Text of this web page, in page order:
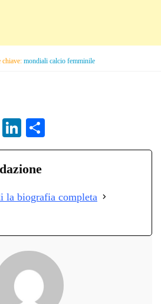
chiave: mondiali calcio femminile
Te
Li
nk
ed
on
di
la biografia completa